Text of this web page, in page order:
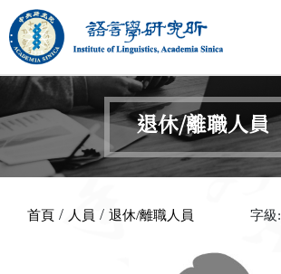
跳到主要內容區塊
:::
退休/離職人員
首頁 / 人員 / 退休/離職人員 字級: